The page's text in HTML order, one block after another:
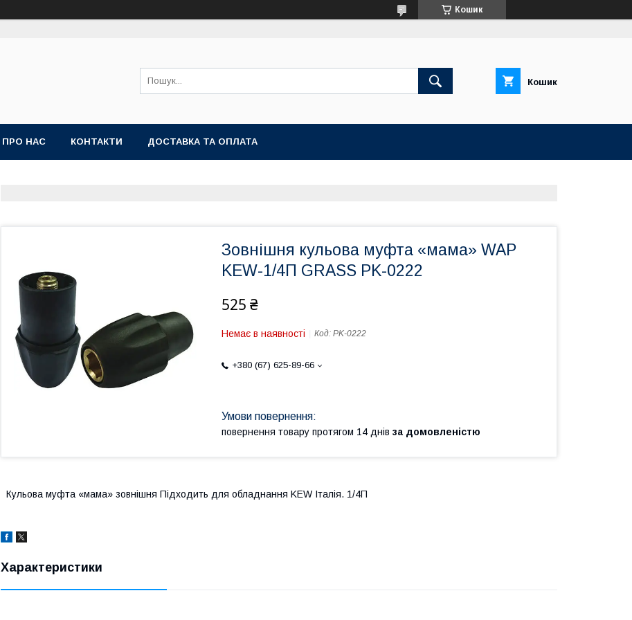
Кошик
Кошик
ПРО НАС КОНТАКТИ ДОСТАВКА ТА ОПЛАТА
Зовнішня кульова муфта «мама» WAP
KEW-1/4П GRASS PK-0222
525 ₴
Немає в наявності Код: PK-0222
+380 (67) 625-89-66
повернення товару протягом 14 днів за домовленістю
Кульова муфта «мама» зовнішня Підходить для обладнання KEW Італія. 1/4П
Характеристики